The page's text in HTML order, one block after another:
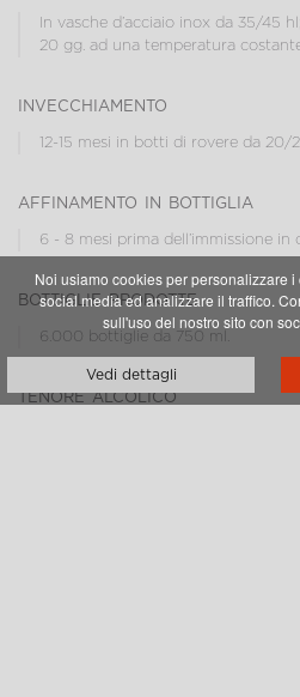
In vasche d’acciaio inox da 35/45
20 gg. ad una temperatura
invecchiamento
12-15 mesi in botti di rovere da 20/
affinamento in bottiglia
6 - 8 mesi prima dell’immissione in
bottiglie prodotte
6.000 bottiglie da 750 ml.
tenore alcolico
Noi usiamo cookies per personalizzare
social media ed analizzare il traffico.
sull'uso del nostro sito con
Vedi dettagli